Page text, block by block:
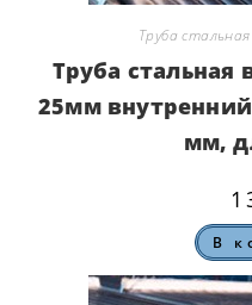
Труба
Труба стальная
25мм
мм,
В